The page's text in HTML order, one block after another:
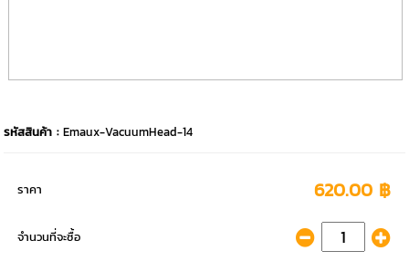
รหัสสินค้า :Emaux-VacuumHead-14
ราคา 620.00 ฿
จำนวนที่จะซื้อ